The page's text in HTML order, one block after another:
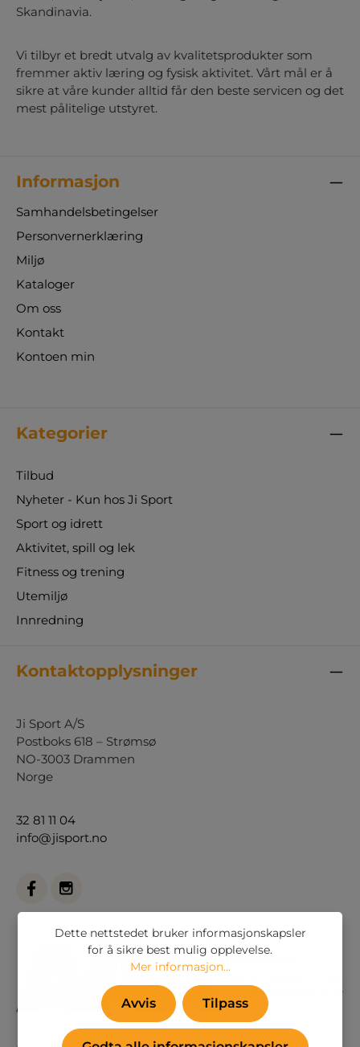
Skandinavia.
Vi tilbyr et bredt utvalg av kvalitetsprodukter som
fremmer aktiv læring og fysisk aktivitet. Vårt mål er å
sikre at våre kunder alltid får den beste servicen og det
mest pålitelige utstyret.
Informasjon
Samhandelsbetingelser
Personvernerklæring
Miljø
Kataloger
Om oss
Kontakt
Kontoen min
Kategorier
Tilbud
Nyheter - Kun hos Ji Sport
Sport og idrett
Aktivitet, spill og lek
Fitness og trening
Utemiljø
Innredning
Kontaktopplysninger
Ji Sport A/S
Postboks 618 – Strømsø
NO-3003 Drammen
Norge
32 81 11 04
info@jisport.no
Dette nettstedet bruker informasjonskapsler
for å sikre best mulig opplevelse.
Mer informasjon...
Avvis Tilpass